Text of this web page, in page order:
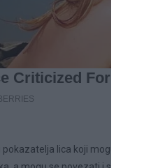
pokazatelja lica koji mogu